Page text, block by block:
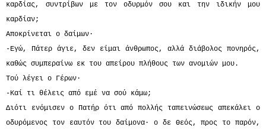
καρδίας, συντρίβων με τον οδυρμόν σου και την ιδικήν μου
καρδίαν;
Αποκρίνεται ο δαίμων·
-Εγώ, Πάτερ άγιε, δεν είμαι άνθρωπος, αλλά διάβολος πονηρός,
καθώς συμπεραίνω εκ του απείρου πλήθους των ανομιών μου.
Τού λέγει ο Γέρων·
-Καί τι θέλεις από εμέ να σού κάμω;
Διότι ενόμισεν ο Πατήρ ότι από πολλής ταπεινώσεως απεκάλει ο
οδυρόμενος τον εαυτόν του δαίμονα· ο δε Θεός, προς το παρόν,